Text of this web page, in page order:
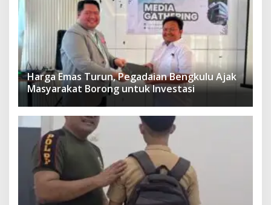
Harga Emas Turun, Pegadaian Bengkulu Ajak
Masyarakat Borong untuk Investasi